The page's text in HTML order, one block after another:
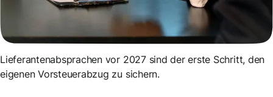
Lieferantenabsprachen vor 2027 sind der erste Schritt, den
eigenen Vorsteuerabzug zu sichern.